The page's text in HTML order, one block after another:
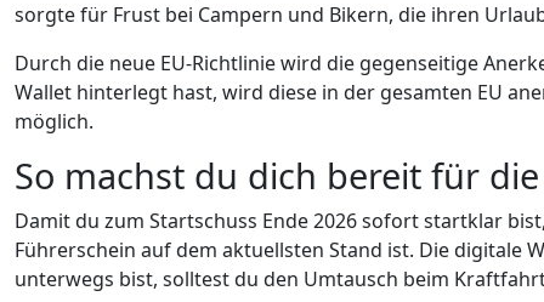
sorgte für Frust bei Campern und Bikern, die ihren
Durch die neue EU-Richtlinie wird die gegenseitige
Wallet hinterlegt hast, wird diese in der gesamten EU
möglich.
So machst du dich bereit für
Damit du zum Startschuss Ende 2026 sofort startklar
Führerschein auf dem aktuellsten Stand ist. Die digitale
unterwegs bist, solltest du den Umtausch beim